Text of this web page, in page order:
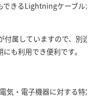
きるLightningケーブルが
属していますので、別途
も利用でき便利です。
気・電子機器に対する特